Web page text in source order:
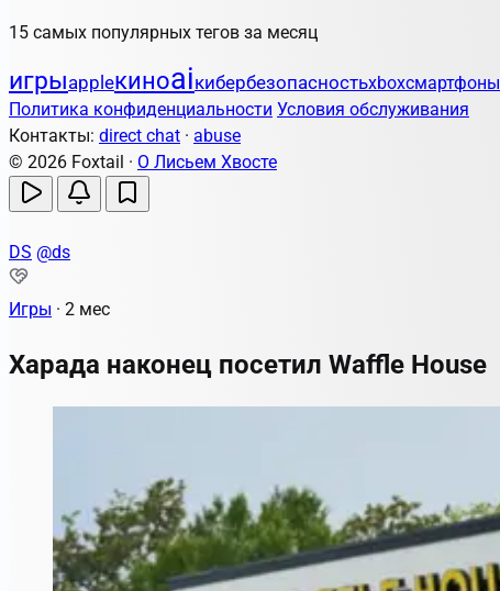
15 самых популярных тегов за месяц
игрыappleкиноaiкибербезопасностьxboxсмартфоны
Политика конфиденциальности Условия обслуживания
Контакты: direct chat · abuse
© 2026 Foxtail · О Лисьем Хвосте
DS @ds
Игры · 2 мес
Харада наконец посетил Waffle House